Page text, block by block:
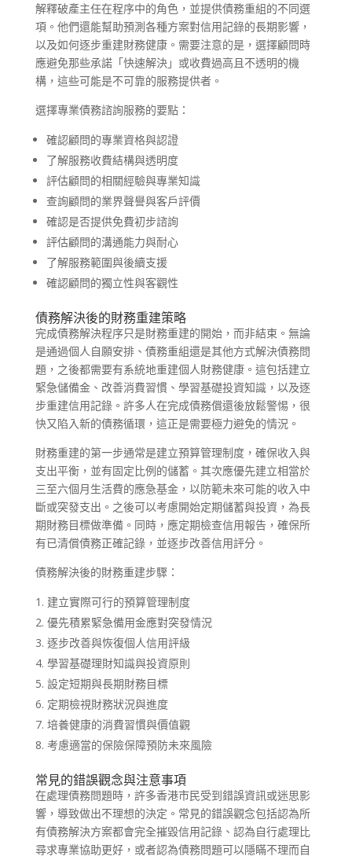
解釋破產主任在程序中的角色，並提供債務重組的不同選
項。他們還能幫助預測各種方案對信用記錄的長期影響，
以及如何逐步重建財務健康。需要注意的是，選擇顧問時
應避免那些承諾「快速解決」或收費過高且不透明的機
構，這些可能是不可靠的服務提供者。
選擇專業債務諮詢服務的要點：
確認顧問的專業資格與認證
了解服務收費結構與透明度
評估顧問的相關經驗與專業知識
查詢顧問的業界聲譽與客戶評價
確認是否提供免費初步諮詢
評估顧問的溝通能力與耐心
了解服務範圍與後續支援
確認顧問的獨立性與客觀性
債務解決後的財務重建策略
完成債務解決程序只是財務重建的開始，而非結束。無論
是通過個人自願安排、債務重組還是其他方式解決債務問
題，之後都需要有系統地重建個人財務健康。這包括建立
緊急儲備金、改善消費習慣、學習基礎投資知識，以及逐
步重建信用記錄。許多人在完成債務償還後放鬆警惕，很
快又陷入新的債務循環，這正是需要極力避免的情況。
財務重建的第一步通常是建立預算管理制度，確保收入與
支出平衡，並有固定比例的儲蓄。其次應優先建立相當於
三至六個月生活費的應急基金，以防範未來可能的收入中
斷或突發支出。之後可以考慮開始定期儲蓄與投資，為長
期財務目標做準備。同時，應定期檢查信用報告，確保所
有已清償債務正確記錄，並逐步改善信用評分。
債務解決後的財務重建步驟：
建立實際可行的預算管理制度
優先積累緊急備用金應對突發情況
逐步改善與恢復個人信用評級
學習基礎理財知識與投資原則
設定短期與長期財務目標
定期檢視財務狀況與進度
培養健康的消費習慣與價值觀
考慮適當的保險保障預防未來風險
常見的錯誤觀念與注意事項
在處理債務問題時，許多香港市民受到錯誤資訊或迷思影
響，導致做出不理想的決定。常見的錯誤觀念包括認為所
有債務解決方案都會完全摧毀信用記錄、認為自行處理比
尋求專業協助更好，或者認為債務問題可以隱瞞不理而自